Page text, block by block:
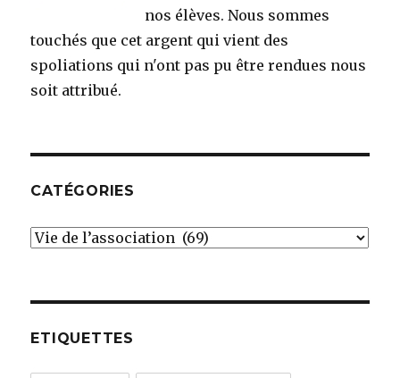
nos élèves. Nous sommes
touchés que cet argent qui vient des
spoliations qui n'ont pas pu être rendues nous
soit attribué.
CATÉGORIES
Catégories
ETIQUETTES